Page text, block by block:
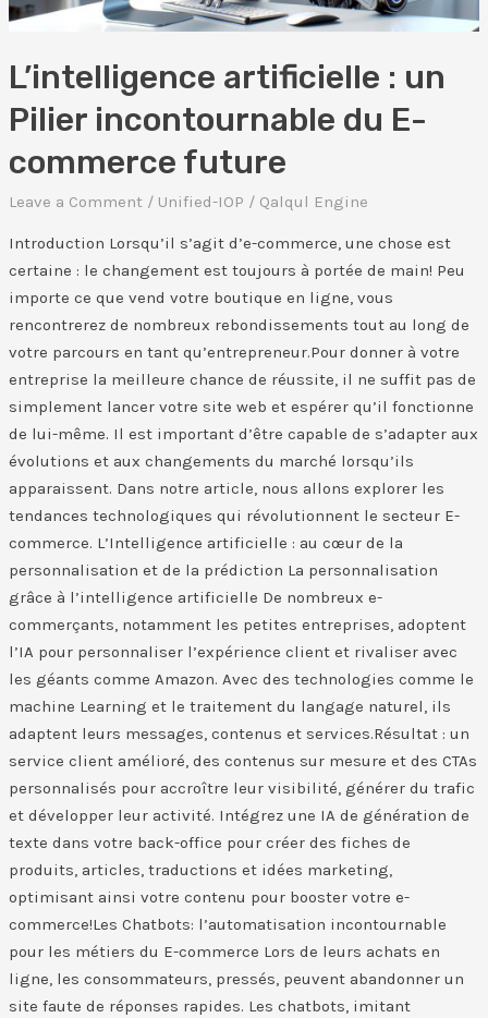
L’intelligence artificielle : un
Pilier incontournable du ​E-
commerce future
Leave a Comment / Unified-IOP / Qalqul Engine
Introduction Lorsqu’il s’agit d’e-commerce, une chose est
certaine : le changement est toujours à portée de main! Peu
importe ce que vend votre boutique en ligne, vous
rencontrerez de nombreux rebondissements tout au long de
votre parcours en tant qu’entrepreneur.Pour donner à votre
entreprise la meilleure chance de réussite, il ne suffit pas de
simplement lancer votre site web et espérer qu’il fonctionne
de lui-même. Il est important d’être capable de s’adapter aux
évolutions et aux changements du marché lorsqu’ils
apparaissent. Dans notre article, nous allons explorer les
tendances technologiques qui révolutionnent le secteur E-
commerce. L’Intelligence artificielle : au cœur de la
personnalisation et de la prédiction La personnalisation
grâce à l’intelligence artificielle De nombreux e-
commerçants, notamment les petites entreprises, adoptent
l’IA pour personnaliser l’expérience client et rivaliser avec
les géants comme Amazon. Avec des technologies comme le
machine Learning et le traitement du langage naturel, ils
adaptent leurs messages, contenus et services.Résultat : un
service client amélioré, des contenus sur mesure et des CTAs
personnalisés pour accroître leur visibilité, générer du trafic
et développer leur activité. Intégrez une IA de génération de
texte dans votre back-office pour créer des fiches de
produits, articles, traductions et idées marketing,
optimisant ainsi votre contenu pour booster votre e-
commerce!Les Chatbots: l’automatisation incontournable
pour les métiers du E-commerce​ Lors de leurs achats en
ligne, les consommateurs, pressés, peuvent abandonner un
site faute de réponses rapides. Les chatbots, imitant
commerce